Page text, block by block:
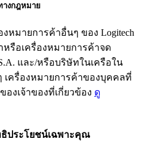
างกฎหมาย
งหมายการค้าอื่นๆ ของ Logitech
รือเครื่องหมายการค้าจด
และ/หรือบริษัทในเครือใน
เครื่องหมายการค้าของบุคคลที่
งเจ้าของที่เกี่ยวข้อง ดู
ประโยชน์เฉพาะคุณ